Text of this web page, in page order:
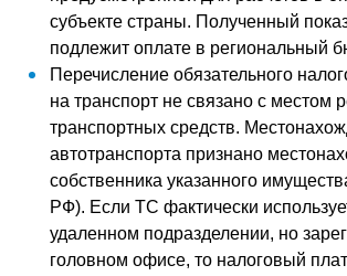
субъекте страны. Полученный
подлежит оплате в региональный
Перечисление обязательного
на транспорт не связано с местом
транспортных средств.
автотранспорта признано
собственника указанного
РФ). Если ТС фактически
удаленном подразделении, но
головном офисе, то налоговый